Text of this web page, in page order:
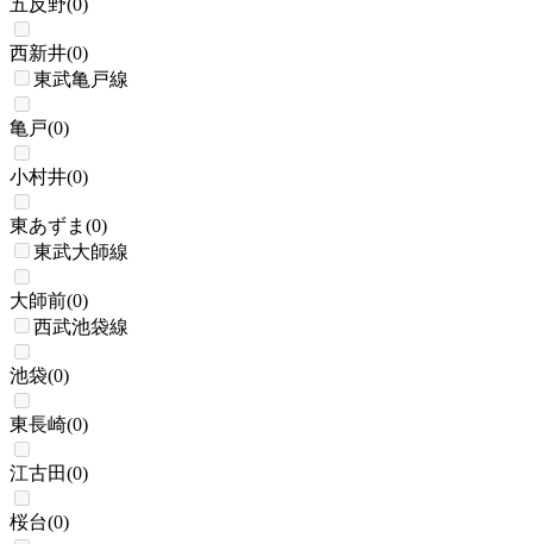
五反野(0)
西新井(0)
東武亀戸線
亀戸(0)
小村井(0)
東あずま (0)
東武大師線
大師前(0)
西武池袋線
池袋(0)
東長崎(0)
江古田(0)
桜台(0)